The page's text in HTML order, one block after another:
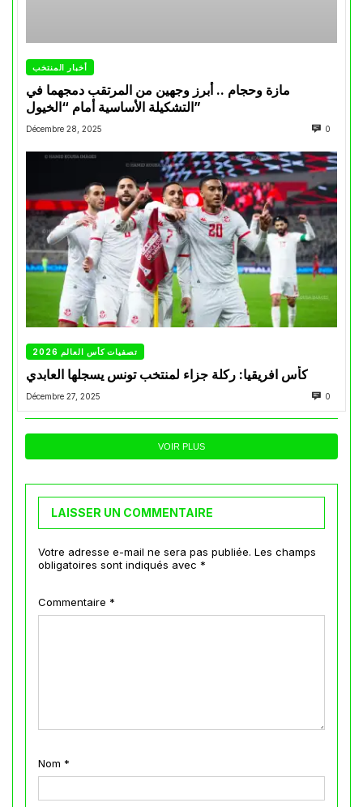
أخبار المنتخب
مازة وحجام .. أبرز وجهين من المرتقب دمجهما في
التشكيلة الأساسية أمام “الخيول”
Décembre 28, 2025 0
تصفيات كأس العالم 2026
كأس افريقيا: ركلة جزاء لمنتخب تونس يسجلها العابدي
Décembre 27, 2025 0
VOIR PLUS
LAISSER UN COMMENTAIRE
Votre adresse e-mail ne sera pas publiée. Les champs
obligatoires sont indiqués avec *
Commentaire *
Nom *